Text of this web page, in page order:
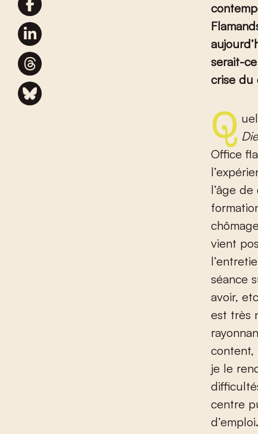
serait-
crise du
Office
l’âge
vient
séance
avoir,
est très
content,
je le
centre